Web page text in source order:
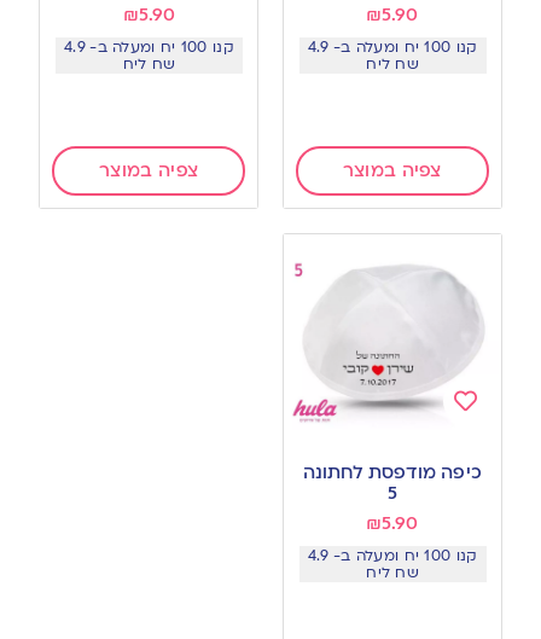
₪5.90
קנו 100 יח ומעלה ב- 4.9
שח ליח
צפיה במוצר
₪5.90
קנו 100 יח ומעלה ב- 4.9
שח ליח
צפיה במוצר
to
כיפה מודפסת לחתונה
5
₪5.90
קנו 100 יח ומעלה ב- 4.9
שח ליח